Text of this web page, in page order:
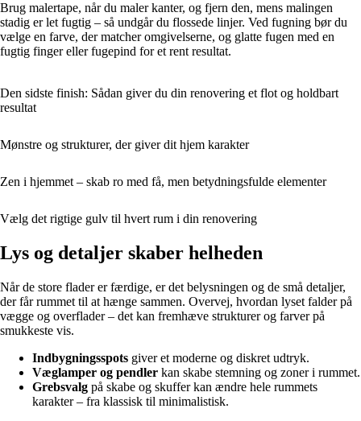
Brug malertape, når du maler kanter, og fjern den, mens malingen
stadig er let fugtig – så undgår du flossede linjer. Ved fugning bør du
vælge en farve, der matcher omgivelserne, og glatte fugen med en
fugtig finger eller fugepind for et rent resultat.
Den sidste finish: Sådan giver du din renovering et flot og holdbart
resultat
Mønstre og strukturer, der giver dit hjem karakter
Zen i hjemmet – skab ro med få, men betydningsfulde elementer
Vælg det rigtige gulv til hvert rum i din renovering
Lys og detaljer skaber helheden
Når de store flader er færdige, er det belysningen og de små detaljer,
der får rummet til at hænge sammen. Overvej, hvordan lyset falder på
vægge og overflader – det kan fremhæve strukturer og farver på
smukkeste vis.
Indbygningsspots giver et moderne og diskret udtryk.
Væglamper og pendler kan skabe stemning og zoner i rummet.
Grebsvalg på skabe og skuffer kan ændre hele rummets
karakter – fra klassisk til minimalistisk.